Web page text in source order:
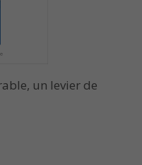
un levier de